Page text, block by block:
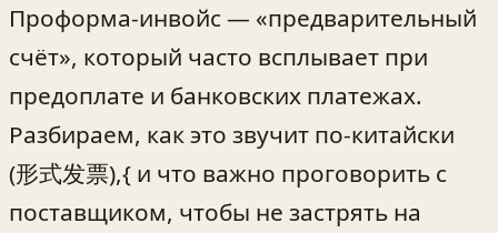
Проформа‑инвойс — «предварительный
счёт», который часто всплывает при
предоплате и банковских платежах.
Разбираем, как это звучит по‑китайски
(形式发票),{ и что важно проговорить с
поставщиком, чтобы не застрять на